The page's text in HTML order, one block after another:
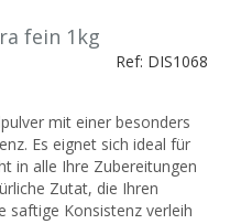
fein 1kg
Ref: DIS1068
mit einer besonders
Es eignet sich ideal für
in alle Ihre Zubereitungen
Zutat, die Ihren
saftige Konsistenz verleih